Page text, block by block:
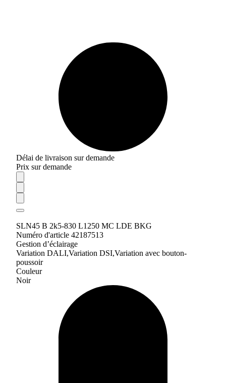
Délai de livraison sur demande
Prix sur demande
SLN45 B 2k5-830 L1250 MC LDE BKG
Numéro d'article 42187513
Gestion d’éclairage
Variation DALI,Variation DSI,Variation avec bouton-
poussoir
Couleur
Noir